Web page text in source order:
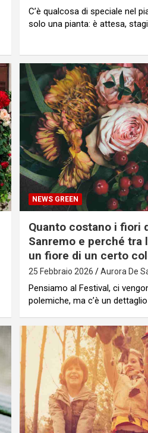
C’è qualcosa di speciale nel
solo una pianta: è attesa,
NEWS GREEN
Quanto costano i fiori
Sanremo e perché tra
un fiore di un certo
25 Febbraio 2026 Aurora De
Pensiamo al Festival, ci
polemiche, ma c’è un